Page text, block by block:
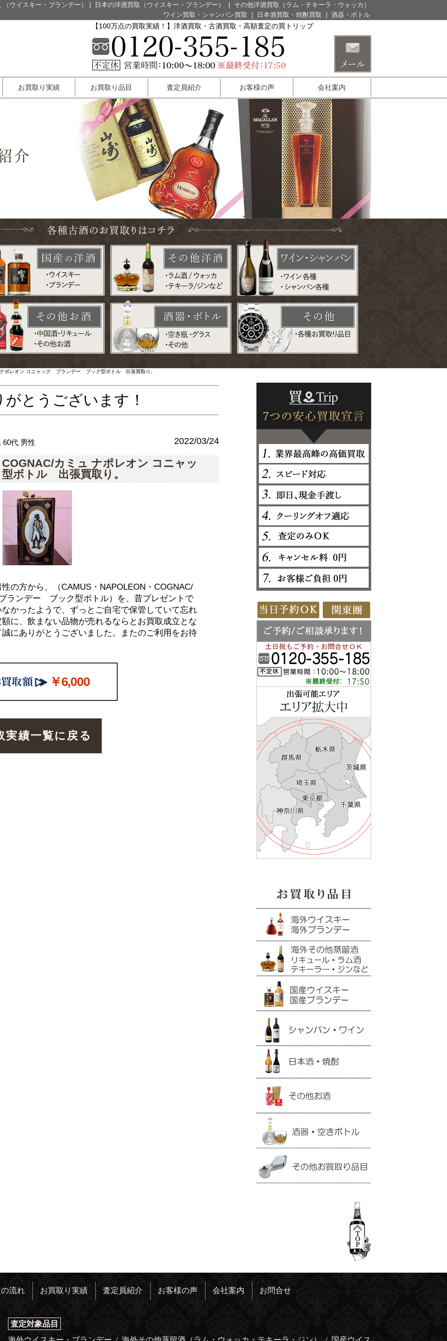
ウイスキー・ブランデー） 日本の洋酒買取（ウイスキー・ブランデー）
その他洋酒買取（ラム・テキーラ・ウォッカ）
ワイン買取・シャンパン買取
日本酒買取・焼酎買取 酒器・ボトル
【100万点の買取実績！】洋酒買取・古酒買取・高額査定の買トリップ
お買取り実績 お買取り品目 査定員紹介 お客様の声 会社案内
ポレオン コニャック ブランデー ブック型ボトル 出張買取り。
とうございます！
60代 男性 2022/03/24
カミュ ナポレオン コニャッ
ボトル 出張買取り。
の方から、（CAMUS・NAPOLEON・COGNAC/
ランデー ブック型ボトル）を、昔プレゼントで
かったようで、ずっとご自宅で保管していて忘れ
に、飲まない品物が売れるならとお買取成立とな
にありがとうございました。またのご利用をお待
￥6,000
実績一覧に戻る
流れ お買取り実績 査定員紹介 お客様の声 会社案内 お問合せ
査定対象品目